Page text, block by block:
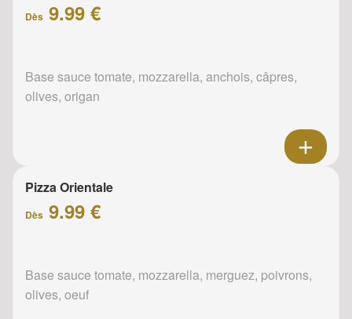
Dès 9.99 €
Base sauce tomate, mozzarella, anchois, câpres,
olives, origan
Pizza Orientale
Dès 9.99 €
Base sauce tomate, mozzarella, merguez, poivrons,
olives, oeuf